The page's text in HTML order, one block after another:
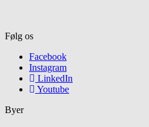
Følg os
Facebook
Instagram
LinkedIn
Youtube
Byer